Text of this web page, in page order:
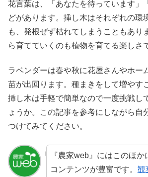
花言葉は、「あなたを待っています」
どがあります。挿し木はそれぞれの環
も、発根ぜず枯れてしまうこともあり
ら育てていくのも植物を育てる楽しさ
ラベンダーは春や秋に花屋さんやホー
苗が出回ります。種まきをして増やす
挿し木は手軽で簡単なので一度挑戦し
ょうか。この記事を参考にしながら自
つけてみてください。
『農家web』にはこのほ
コンテンツが豊富です。 観